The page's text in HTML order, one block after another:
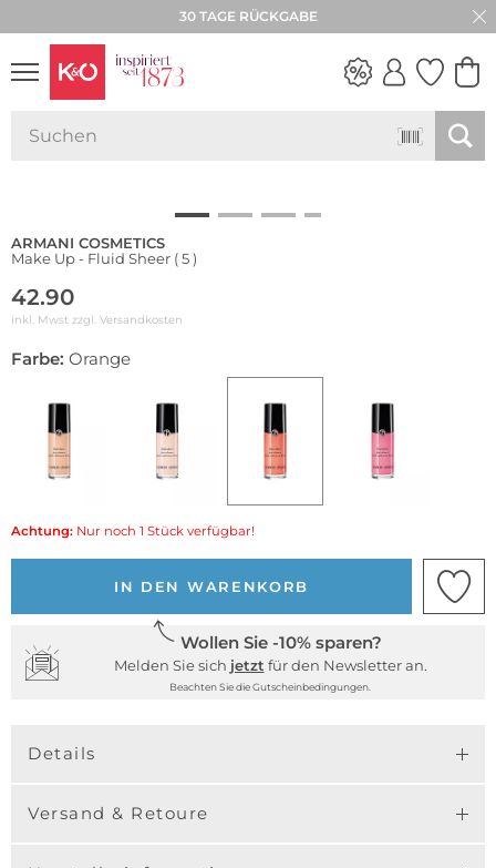
30 TAGE RÜCKGABE
ARMANI COSMETICS
Make Up - Fluid Sheer ( 5 )
42.90
inkl. Mwst zzgl. Versandkosten
Farbe: Orange
Achtung: Nur noch 1 Stück verfügbar!
IN DEN WARENKORB
Wollen Sie -10% sparen?
Melden Sie sich jetzt für den Newsletter an.
Beachten Sie die Gutscheinbedingungen.
Details
Versand & Retoure